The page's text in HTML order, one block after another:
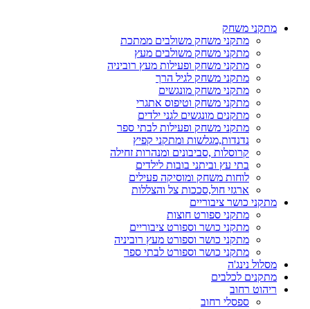
מתקני משחק
מתקני משחק משולבים ממתכת
מתקני משחק משולבים מעץ
מתקני משחק ופעילות מעץ רוביניה
מתקני משחק לגיל הרך
מתקני משחק מונגשים
מתקני משחק וטיפוס אתגרי
מתקנים מונגשים לגני ילדים
מתקני משחק ופעילות לבתי ספר
נדנדות,מגלשות ומתקני קפיץ
קרוסלות ,סביבונים ומנהרות זחילה
בתי עץ וביתני בובות לילדים
לוחות משחק ומוסיקה פעילים
ארגזי חול,סככות צל והצללות
מתקני כושר ציבוריים
מתקני ספורט חוצות
מתקני כושר וספורט ציבוריים
מתקני כושר וספורט מעץ רוביניה
מתקני כושר וספורט לבתי ספר
מסלול נינג'ה
מתקנים לכלבים
ריהוט רחוב
ספסלי רחוב